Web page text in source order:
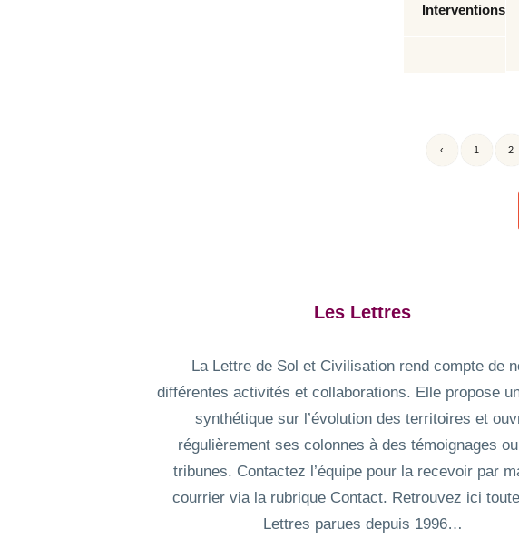
Interventions
‹ 1 2
Les Lettres
La Lettre de Sol et Civilisation rend compte de
différentes activités et collaborations. Elle propose
synthétique sur l’évolution des territoires et
régulièrement ses colonnes à des témoignages
tribunes. Contactez l’équipe pour la recevoir par
courrier via la rubrique Contact. Retrouvez ici
Lettres parues depuis 1996…